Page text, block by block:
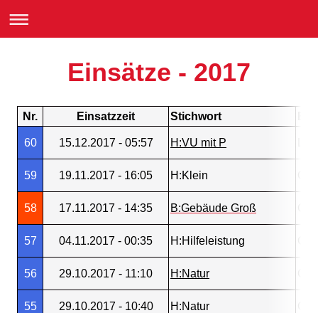
Einsätze - 2017
Nr. Einsatzzeit Stichwort
60 15.12.2017 - 05:57 H:VU mit P
59 19.11.2017 - 16:05 H:Klein
58 17.11.2017 - 14:35 B:Gebäude Groß
57 04.11.2017 - 00:35 H:Hilfeleistung
56 29.10.2017 - 11:10 H:Natur
55 29.10.2017 - 10:40 H:Natur